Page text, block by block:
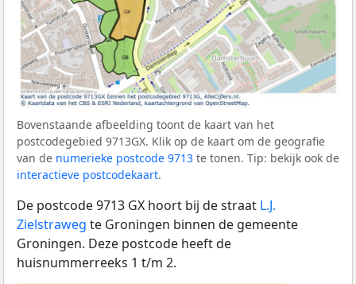
Bovenstaande afbeelding toont de kaart van het
postcodegebied 9713GX. Klik op de kaart om de geografie
van de numerieke postcode 9713 te tonen. Tip: bekijk ook de
interactieve postcodekaart.
De postcode 9713 GX hoort bij de straat L.J.
Zielstraweg te Groningen binnen de gemeente
Groningen. Deze postcode heeft de
huisnummerreeks 1 t/m 2.